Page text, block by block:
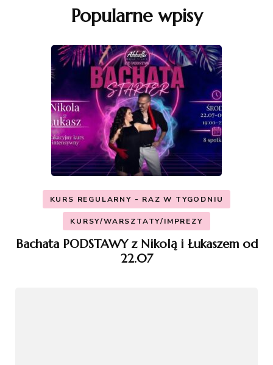
Popularne wpisy
KURS REGULARNY - RAZ W TYGODNIU
KURSY/WARSZTATY/IMPREZY
Bachata PODSTAWY z Nikolą i Łukaszem od
22.07